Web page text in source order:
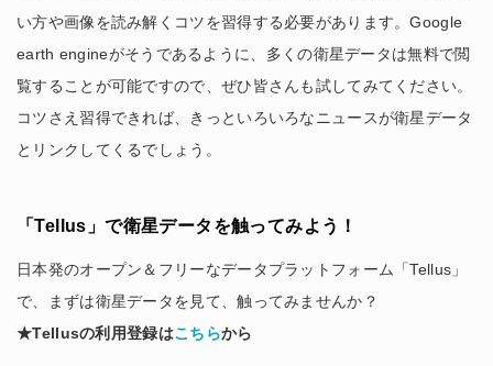
い方や画像を読み解くコツを習得する必要があります。Google
earth engineがそうであるように、多くの衛星データは無料で閲
覧することが可能ですので、ぜひ皆さんも試してみてください。
コツさえ習得できれば、きっといろいろなニュースが衛星データ
とリンクしてくるでしょう。
「Tellus」で衛星データを触ってみよう！
日本発のオープン＆フリーなデータプラットフォーム「Tellus」
で、まずは衛星データを見て、触ってみませんか？
★Tellusの利用登録はこちらから